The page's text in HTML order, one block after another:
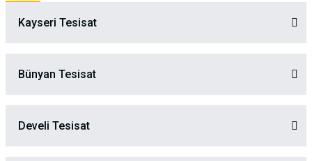
Kayseri Tesisat
Bünyan Tesisat
Develi Tesisat